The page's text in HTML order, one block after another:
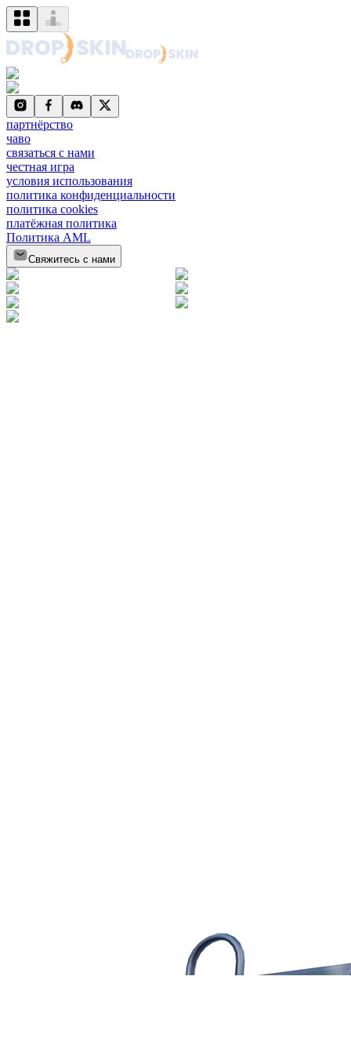
партнёрство
чаво
связаться с нами
честная игра
условия использования
политика конфиденциальности
политика cookies
платёжная политика
Политика AML
Свяжитесь с нами